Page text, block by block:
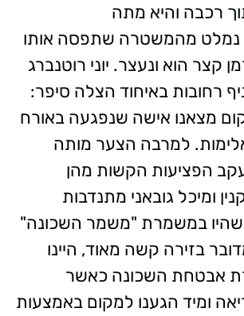
רכבה והיא מתה
נמלט מהמשטרה שתפסה אותו
קצר הוא ונעצר. יוני רוטנברג
רחובות באיחוד הצלה סיפר:
מצאנו אישה שנפגעה באורח
למרבה הצער מותה
הפציעות הקשות מהן
ומיכל גובאני מתנדבות
שהיו במשמרת "משמר השכונה"
בזירה קשה מאוד, היינו
אבטחת השכונה כאשר
ומיד הגענו למקום באמצעות